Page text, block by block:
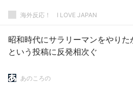
海外反応！ I LOVE JAPAN
昭和時代にサラリーマンをやりた
という投稿に反発相次ぐ
あのころの